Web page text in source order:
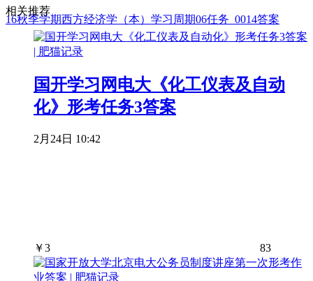
16秋季学期西方经济学（本）学习周期06任务_0014答案
相关推荐
国开学习网电大《化工仪表及自动
化》形考任务3答案
2月24日 10:42
￥3 83